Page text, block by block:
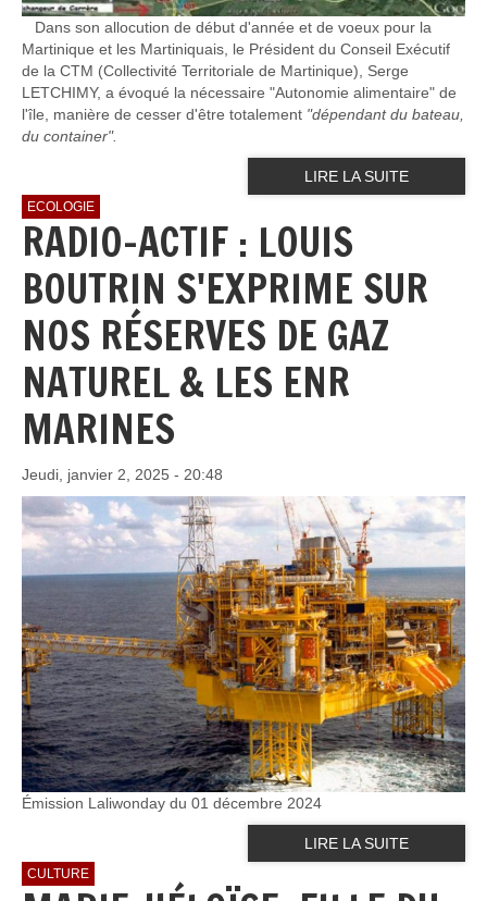
Dans son allocution de début d'année et de voeux pour la
Martinique et les Martiniquais, le Président du Conseil Exécutif
de la CTM (Collectivité Territoriale de Martinique), Serge
LETCHIMY, a évoqué la nécessaire "Autonomie alimentaire" de
l'île, manière de cesser d'être totalement "dépendant du bateau,
du container".
LIRE LA SUITE
ECOLOGIE
RADIO-ACTIF : LOUIS
BOUTRIN S'EXPRIME SUR
NOS RÉSERVES DE GAZ
NATUREL & LES ENR
MARINES
Jeudi, janvier 2, 2025 - 20:48
Émission Laliwonday du 01 décembre 2024
LIRE LA SUITE
CULTURE